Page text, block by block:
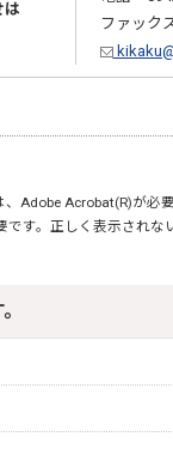
は
ファック
Adobe Acrobat(R)が必要
す。正しく表示されな